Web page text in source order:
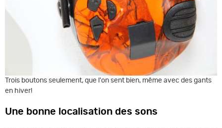
Trois boutons seulement, que l'on sent bien, même avec des gants
en hiver!
Une bonne localisation des sons